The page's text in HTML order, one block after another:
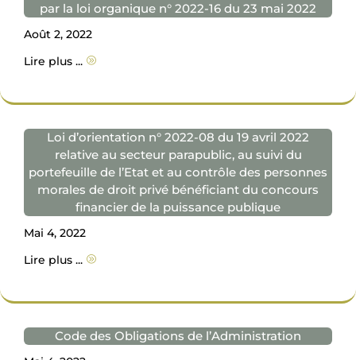
par la loi organique n° 2022-16 du 23 mai 2022
Août 2, 2022
Lire plus ... A
Loi d’orientation n° 2022-08 du 19 avril 2022
relative au secteur parapublic, au suivi du
portefeuille de l’Etat et au contrôle des personnes
morales de droit privé bénéficiant du concours
financier de la puissance publique
Mai 4, 2022
Lire plus ... A
Code des Obligations de l’Administration